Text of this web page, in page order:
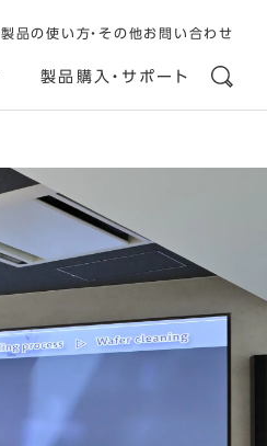
製品の使い方・その他お問い合わせ
製品購入・サポート